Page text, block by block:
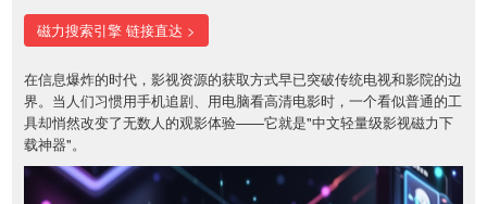
磁力搜索引擎 链接直达 >
在信息爆炸的时代，影视资源的获取方式早已突破传统电视和影院的边
界。当人们习惯用手机追剧、用电脑看高清电影时，一个看似普通的工
具却悄然改变了无数人的观影体验——它就是"中文轻量级影视磁力下
载神器"。